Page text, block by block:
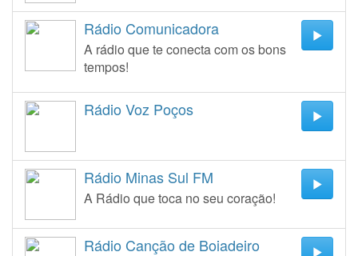
Rádio Comunicadora
A rádio que te conecta com os bons
tempos!
Rádio Voz Poços
Rádio Minas Sul FM
A Rádio que toca no seu coração!
Rádio Canção de Boiadeiro